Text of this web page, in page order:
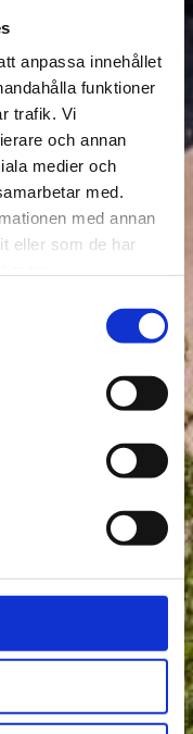
anpassa innehållet
funktioner
trafik. Vi
och annan
medier och
med.
med annan
eller som de har